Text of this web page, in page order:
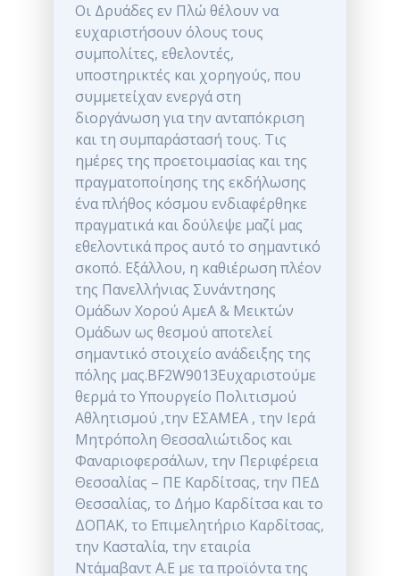
Οι Δρυάδες εν Πλώ θέλουν να
ευχαριστήσουν όλους τους
συμπολίτες, εθελοντές,
υποστηρικτές και χορηγούς, που
συμμετείχαν ενεργά στη
διοργάνωση για την ανταπόκριση
και τη συμπαράστασή τους. Τις
ημέρες της προετοιμασίας και της
πραγματοποίησης της εκδήλωσης
ένα πλήθος κόσμου ενδιαφέρθηκε
πραγματικά και δούλεψε μαζί μας
εθελοντικά προς αυτό το σημαντικό
σκοπό. Εξάλλου, η καθιέρωση πλέον
της Πανελλήνιας Συνάντησης
Ομάδων Χορού ΑμεΑ & Μεικτών
Ομάδων ως θεσμού αποτελεί
σημαντικό στοιχείο ανάδειξης της
πόλης μας.BF2W9013Ευχαριστούμε
θερμά το Υπουργείο Πολιτισμού
Αθλητισμού ,την ΕΣΑΜΕΑ , την Ιερά
Μητρόπολη Θεσσαλιώτιδος και
Φαναριοφερσάλων, την Περιφέρεια
Θεσσαλίας – ΠΕ Καρδίτσας, την ΠΕΔ
Θεσσαλίας, το Δήμο Καρδίτσα και το
ΔΟΠΑΚ, το Επιμελητήριο Καρδίτσας,
την Κασταλία, την εταιρία
Ντάμαβαντ A.E με τα προϊόντα της